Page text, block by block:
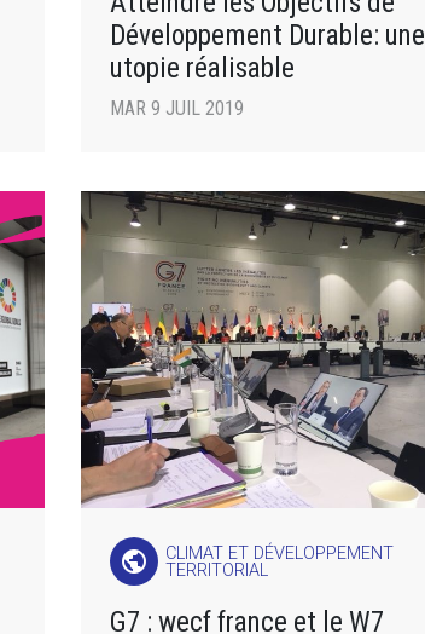
Développement Durable: une
utopie réalisable
MAR 9 JUIL 2019
public
CLIMAT ET DÉVELOPPEMENT
TERRITORIAL
G7 : wecf france et le W7